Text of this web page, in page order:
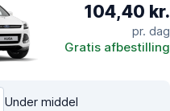
104,40 kr.
pr. dag
Gratis afbestilling
Under middel